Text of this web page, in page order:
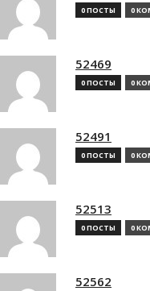
0 ПОСТЫ 0
52469
0 ПОСТЫ 0
52491
0 ПОСТЫ 0
52513
0 ПОСТЫ 0
52562